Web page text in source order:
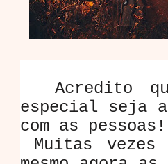
Acredito
especial seja a
com as pessoas!
Muitas vezes